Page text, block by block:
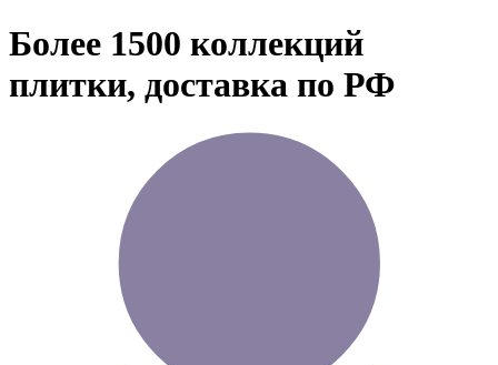
Более 1500 коллекций
плитки, доставка по РФ